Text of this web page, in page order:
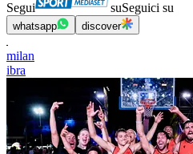
Segui suSeguici su
whatsapp discover
milan
ibra